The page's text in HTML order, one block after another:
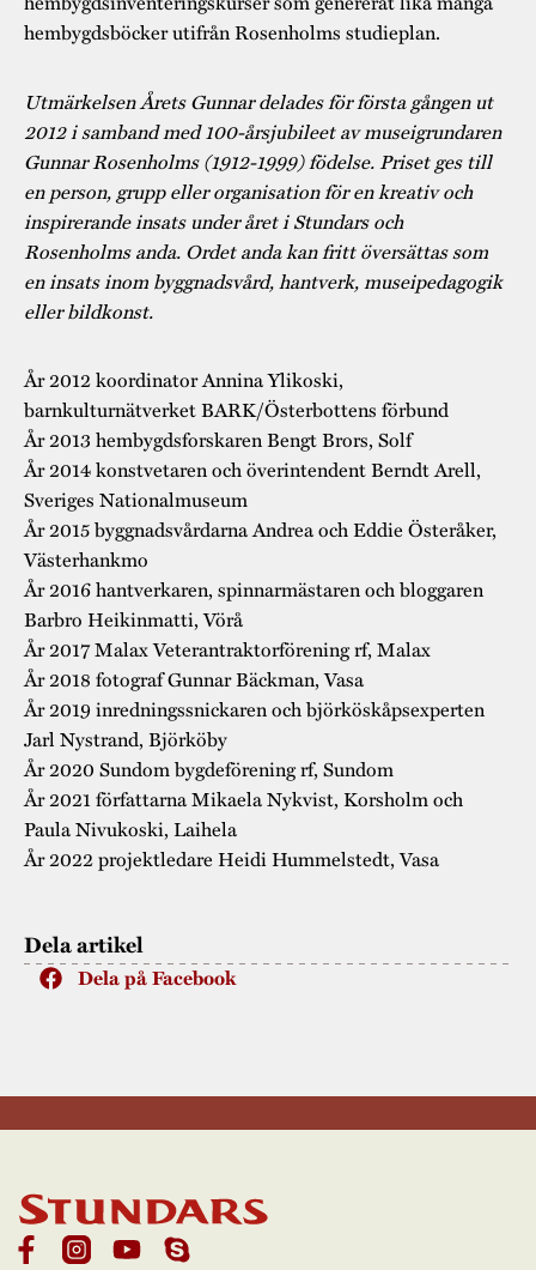
Dela artikel
Dela på Facebook
hembygdsböcker utifrån Rosenholms studieplan.
Utmärkelsen Årets Gunnar delades för första gången ut
2012 i samband med 100-årsjubileet av museigrundaren
Gunnar Rosenholms (1912-1999) födelse. Priset ges till
en person, grupp eller organisation för en kreativ och
inspirerande insats under året i Stundars och
Rosenholms anda. Ordet anda kan fritt översättas som
en insats inom byggnadsvård, hantverk, museipedagogik
eller bildkonst.
År 2012 koordinator Annina Ylikoski,
barnkulturnätverket BARK/Österbottens förbund
År 2013 hembygdsforskaren Bengt Brors, Solf
År 2014 konstvetaren och överintendent Berndt Arell,
Sveriges Nationalmuseum
År 2015 byggnadsvårdarna Andrea och Eddie Österåker,
Västerhankmo
År 2016 hantverkaren, spinnarmästaren och bloggaren
Barbro Heikinmatti, Vörå
År 2017 Malax Veterantraktorförening rf, Malax
År 2018 fotograf Gunnar Bäckman, Vasa
År 2019 inredningssnickaren och björköskåpsexperten
Jarl Nystrand, Björköby
År 2020 Sundom bygdeförening rf, Sundom
År 2021 författarna Mikaela Nykvist, Korsholm och
Paula Nivukoski, Laihela
År 2022 projektledare Heidi Hummelstedt, Vasa